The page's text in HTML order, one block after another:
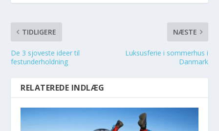
TIDLIGERE
De 3 sjoveste ideer til
festunderholdning
NÆSTE
Luksusferie i sommerhus i
Danmark
RELATEREDE INDLÆG